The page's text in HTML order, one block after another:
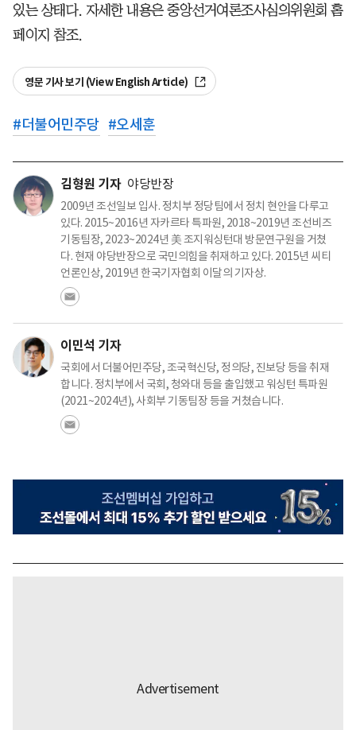
있는 상태다. 자세한 내용은 중앙선거여론조사심의위원회 홈
페이지 참조.
영문 기사 보기 (View English Article)
#더불어민주당 #오세훈
김형원 기자 야당반장
2009년 조선일보 입사. 정치부 정당팀에서 정치 현안을 다루고
있다. 2015~2016년 자카르타 특파원, 2018~2019년 조선비즈
기동팀장, 2023~2024년 美 조지워싱턴대 방문연구원을 거쳤
다. 현재 야당반장으로 국민의힘을 취재하고 있다. 2015년 씨티
언론인상, 2019년 한국기자협회 이달의 기자상.
이민석 기자
국회에서 더불어민주당, 조국혁신당, 정의당, 진보당 등을 취재
합니다. 정치부에서 국회, 청와대 등을 출입했고 워싱턴 특파원
(2021~2024년), 사회부 기동팀장 등을 거쳤습니다.